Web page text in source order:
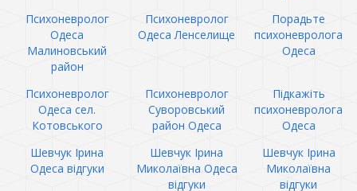
Психоневролог
Одеса
Малиновський
район
Психоневролог
Одеса Ленселище
Порадьте
психоневролога
Одеса
Психоневролог
Одеса сел.
Котовського
Психоневролог
Суворовський
район Одеса
Підкажіть
психоневролога
Одеса
Шевчук Ірина
Одеса відгуки
Шевчук Ірина
Миколаївна Одеса
відгуки
Шевчук Ірина
Миколаївна
відгуки